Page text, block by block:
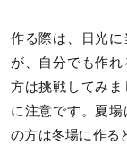
作る際は、日光
が、自分でも作
方は挑戦してみ
に注意です。夏
の方は冬場に作る